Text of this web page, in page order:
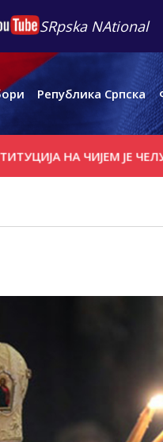
SRpska NAtional
Република Српска
ЧИЈЕМ ЈЕ ЧЕЛУ НИСУ